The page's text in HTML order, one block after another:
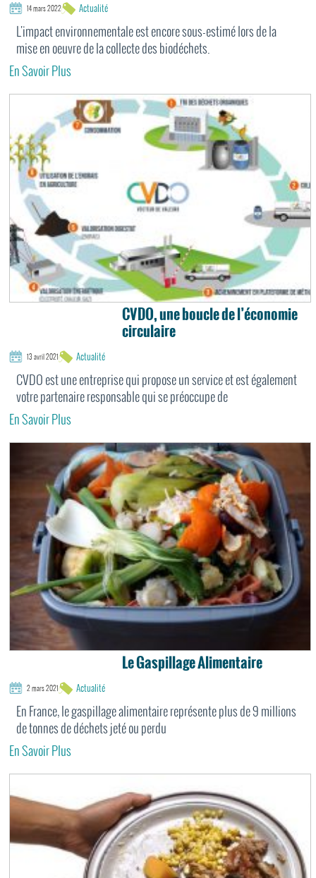
14 mars 2022 Actualité
L'impact environnementale est encore sous-estimé lors de la
mise en oeuvre de la collecte des biodéchets.
En Savoir Plus
CVDO, une boucle de l’économie
circulaire
13 avril 2021 Actualité
CVDO est une entreprise qui propose un service et est également
votre partenaire responsable qui se préoccupe de
En Savoir Plus
Le Gaspillage Alimentaire
2 mars 2021 Actualité
En France, le gaspillage alimentaire représente plus de 9 millions
de tonnes de déchets jeté ou perdu
En Savoir Plus